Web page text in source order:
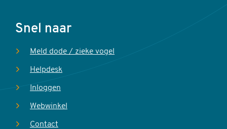
Voet
Snel naar
Meld dode / zieke vogel
Helpdesk
Inloggen
Webwinkel
Contact